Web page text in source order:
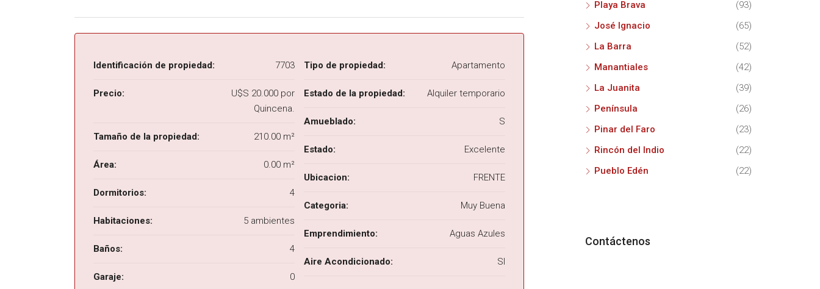
Identificación de propiedad: 7703
Precio:
U$S 20.000 por
Quincena.
Tamaño de la propiedad: 210.00 m²
Área: 0.00 m²
Dormitorios: 4
Habitaciones: 5 ambientes
Baños: 4
Garaje: 0
Tipo de propiedad: Apartamento
Estado de la propiedad: Alquiler temporario
Amueblado: S
Estado: Excelente
Ubicacion: FRENTE
Categoria: Muy Buena
Emprendimiento: Aguas Azules
Aire Acondicionado: SI
Playa Brava
(93)
José Ignacio
(65)
La Barra
(52)
Manantiales
(42)
La Juanita
(39)
Península
(26)
Pinar del Faro
(23)
Rincón del Indio
(22)
Pueblo Edén
(22)
Contáctenos